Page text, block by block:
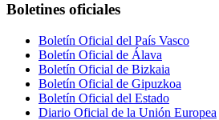
Boletines oficiales
Boletín Oficial del País Vasco
Boletín Oficial de Álava
Boletín Oficial de Bizkaia
Boletín Oficial de Gipuzkoa
Boletín Oficial del Estado
Diario Oficial de la Unión Europea